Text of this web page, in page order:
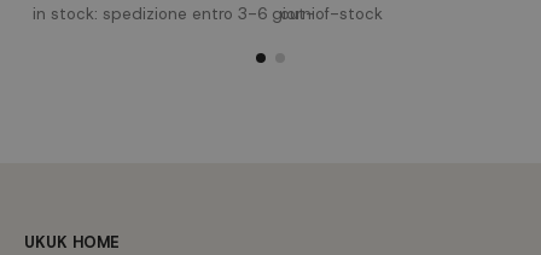
lombare. È una sedia molto
compatta e confortevole. Ideale
in stock: spedizione entro 3-6 giorniinterno regolabile in altezza,
colore Artik Bianco. Sedia da
out-of-stock
UKUK HOME